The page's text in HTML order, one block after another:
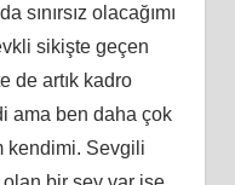
sınırsız olacağımı
sikişte geçen
de artık kadro
ama ben daha çok
kendimi. Sevgili